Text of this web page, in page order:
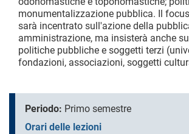
monumentalizzazione pubblica. Il
sarà incentrato sull'azione della
amministrazione, ma insisterà anche
politiche pubbliche e soggetti terzi
fondazioni, associazioni, soggetti
Periodo: Primo semestre
Orari delle lezioni